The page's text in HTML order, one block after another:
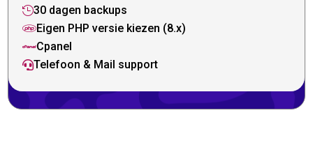
30 dagen backups
Eigen PHP versie kiezen (8.x)
Cpanel
Telefoon & Mail support